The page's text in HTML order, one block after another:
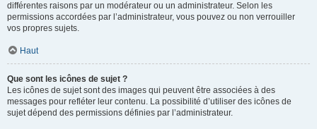
différentes raisons par un modérateur ou un administrateur. Selon les
permissions accordées par l’administrateur, vous pouvez ou non verrouiller
vos propres sujets.
Haut
Que sont les icônes de sujet ?
Les icônes de sujet sont des images qui peuvent être associées à des
messages pour refléter leur contenu. La possibilité d’utiliser des icônes de
sujet dépend des permissions définies par l’administrateur.